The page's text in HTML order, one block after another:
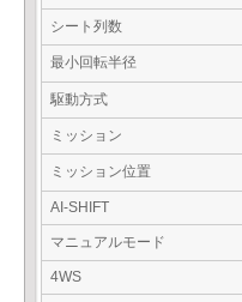
シート列数
最小回転半径
駆動方式
ミッション
ミッション位置
AI-SHIFT
マニュアルモード
4WS